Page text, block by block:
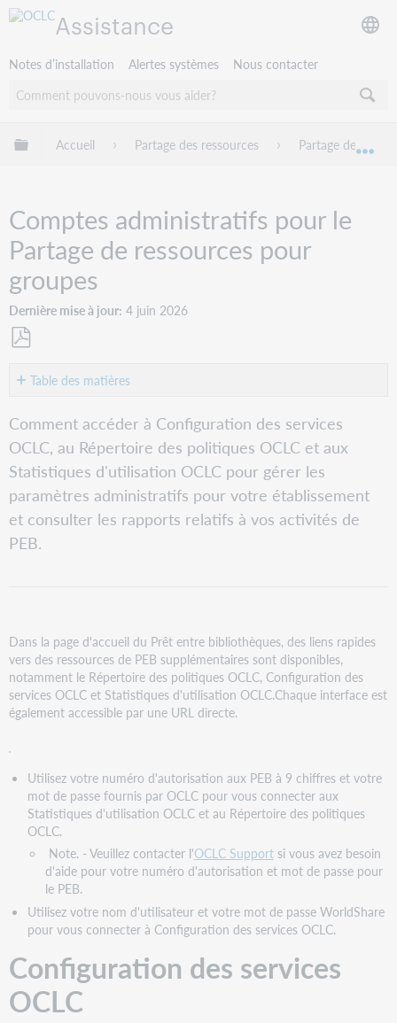
Assistance
Notes d’installation Alertes systèmes Nous contacter
Développer/réduire la hiérarchie globale
Accueil Partage des ressources Partage de
Comptes administratifs pour le
Partage de ressources pour
groupes
Dernière mise à jour 4 juin 2026
en
que
PDF
Table des matières
des
services
OCLC
Rôle
PEB
WorldShare
politiques
OCLC
Statistiques
d’utilisation
OCLC
Comment accéder à Configuration des services
OCLC, au Répertoire des politiques OCLC et aux
Statistiques d'utilisation OCLC pour gérer les
paramètres administratifs pour votre établissement
et consulter les rapports relatifs à vos activités de
PEB.
Dans la page d'accueil du Prêt entre bibliothèques, des liens rapides
vers des ressources de PEB supplémentaires sont disponibles,
notamment le Répertoire des politiques OCLC, Configuration des
services OCLC et Statistiques d'utilisation OCLC.Chaque interface est
également accessible par une URL directe.
Utilisez votre numéro d'autorisation aux PEB à 9 chiffres et votre
mot de passe fournis par OCLC pour vous connecter aux
Statistiques d'utilisation OCLC et au Répertoire des politiques
OCLC.
Note. - Veuillez contacter l'OCLC Supportsi vous avez besoin
d'aide pour votre numéro d'autorisation et mot de passe pour
le PEB.
Utilisez votre nom d'utilisateur et votre mot de passe WorldShare
pour vous connecter à Configuration des services OCLC.
Configuration des services
OCLC